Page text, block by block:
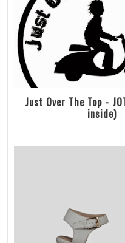
Just Over The Top -
inside)